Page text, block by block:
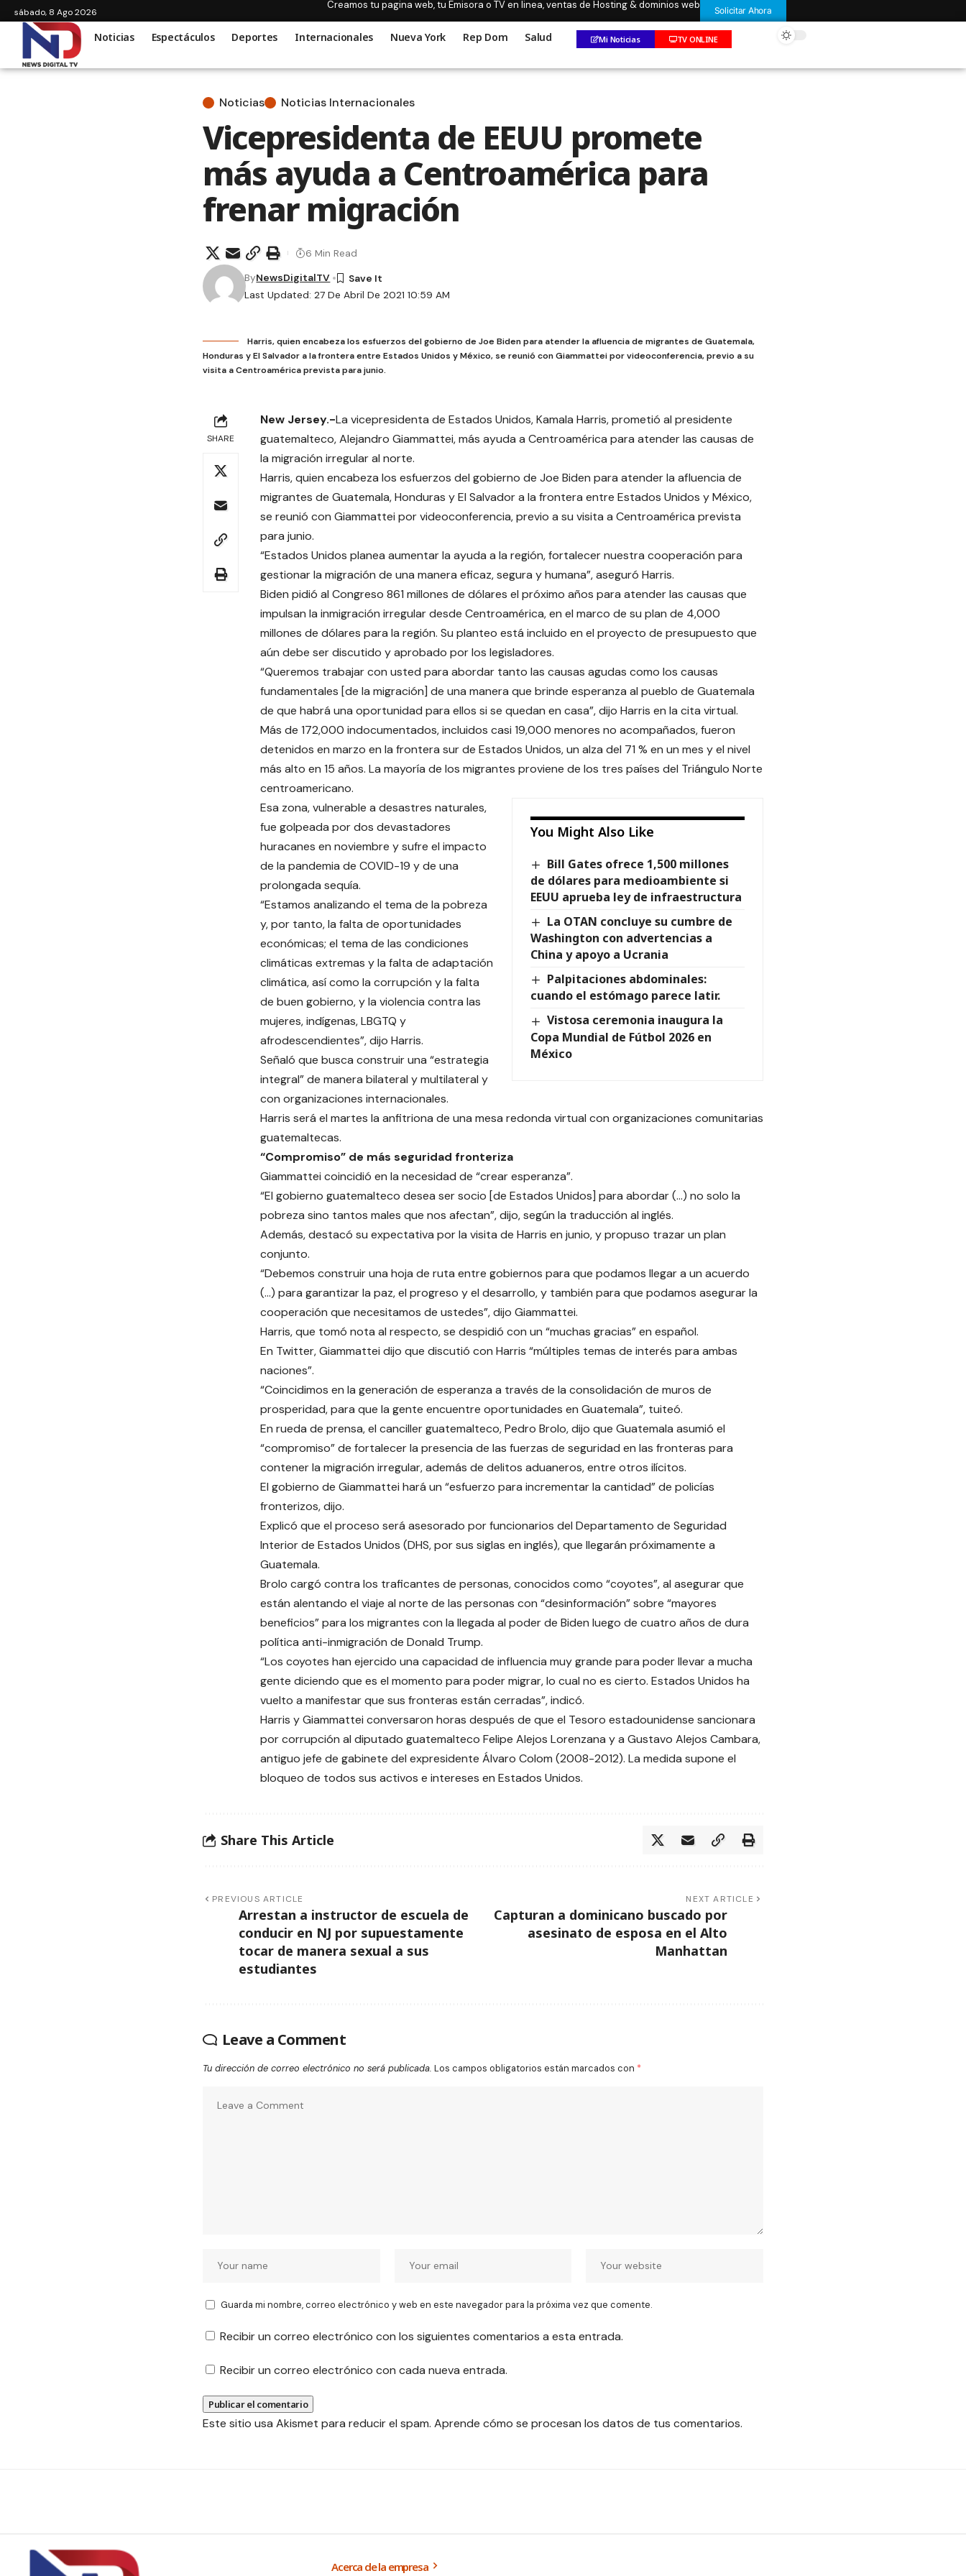
sábado, 8 Ago 2026
Creamos tu pagina web, tu Emisora o TV en linea, ventas de Hosting & dominios web Solicitar Ahora
Noticias Espectáculos Deportes Internacionales Nueva York Rep Dom Salud Mi Noticias TV ONLINE
Noticias Noticias Internacionales
Vicepresidenta de EEUU promete
más ayuda a Centroamérica para
frenar migración
Last Updated: 27 De Abril De 2021 10:59 AM
ByNewsDigitalTV
6 Min Read
Harris, quien encabeza los esfuerzos del gobierno de Joe Biden para atender la afluencia de migrantes de Guatemala,
Honduras y El Salvador a la frontera entre Estados Unidos y México, se reunió con Giammattei por videoconferencia, previo a su
visita a Centroamérica prevista para junio.
SHARE
New Jersey.-La vicepresidenta de Estados Unidos, Kamala Harris, prometió al presidente
guatemalteco, Alejandro Giammattei, más ayuda a Centroamérica para atender las causas de
la migración irregular al norte.
Harris, quien encabeza los esfuerzos del gobierno de Joe Biden para atender la afluencia de
migrantes de Guatemala, Honduras y El Salvador a la frontera entre Estados Unidos y México,
se reunió con Giammattei por videoconferencia, previo a su visita a Centroamérica prevista
para junio.
“Estados Unidos planea aumentar la ayuda a la región, fortalecer nuestra cooperación para
gestionar la migración de una manera eficaz, segura y humana”, aseguró Harris.
Biden pidió al Congreso 861 millones de dólares el próximo años para atender las causas que
impulsan la inmigración irregular desde Centroamérica, en el marco de su plan de 4,000
millones de dólares para la región. Su planteo está incluido en el proyecto de presupuesto que
aún debe ser discutido y aprobado por los legisladores.
“Queremos trabajar con usted para abordar tanto las causas agudas como los causas
fundamentales [de la migración] de una manera que brinde esperanza al pueblo de Guatemala
de que habrá una oportunidad para ellos si se quedan en casa”, dijo Harris en la cita virtual.
Más de 172,000 indocumentados, incluidos casi 19,000 menores no acompañados, fueron
detenidos en marzo en la frontera sur de Estados Unidos, un alza del 71 % en un mes y el nivel
más alto en 15 años. La mayoría de los migrantes proviene de los tres países del Triángulo Norte
centroamericano.
You Might Also Like
Bill Gates ofrece 1,500 millones
de dólares para medioambiente si
EEUU aprueba ley de infraestructura
La OTAN concluye su cumbre de
Washington con advertencias a
China y apoyo a Ucrania
Palpitaciones abdominales:
cuando el estómago parece latir.
Vistosa ceremonia inaugura la
Copa Mundial de Fútbol 2026 en
México
Esa zona, vulnerable a desastres naturales,
fue golpeada por dos devastadores
huracanes en noviembre y sufre el impacto
de la pandemia de COVID-19 y de una
prolongada sequía.
“Estamos analizando el tema de la pobreza
y, por tanto, la falta de oportunidades
económicas; el tema de las condiciones
climáticas extremas y la falta de adaptación
climática, así como la corrupción y la falta
de buen gobierno, y la violencia contra las
mujeres, indígenas, LBGTQ y
afrodescendientes”, dijo Harris.
Señaló que busca construir una “estrategia
integral” de manera bilateral y multilateral y
con organizaciones internacionales.
Harris será el martes la anfitriona de una mesa redonda virtual con organizaciones comunitarias
guatemaltecas.
“Compromiso” de más seguridad fronteriza
Giammattei coincidió en la necesidad de “crear esperanza”.
“El gobierno guatemalteco desea ser socio [de Estados Unidos] para abordar (…) no solo la
pobreza sino tantos males que nos afectan”, dijo, según la traducción al inglés.
Además, destacó su expectativa por la visita de Harris en junio, y propuso trazar un plan
conjunto.
“Debemos construir una hoja de ruta entre gobiernos para que podamos llegar a un acuerdo
(…) para garantizar la paz, el progreso y el desarrollo, y también para que podamos asegurar la
cooperación que necesitamos de ustedes”, dijo Giammattei.
Harris, que tomó nota al respecto, se despidió con un “muchas gracias” en español.
En Twitter, Giammattei dijo que discutió con Harris “múltiples temas de interés para ambas
naciones”.
“Coincidimos en la generación de esperanza a través de la consolidación de muros de
prosperidad, para que la gente encuentre oportunidades en Guatemala”, tuiteó.
En rueda de prensa, el canciller guatemalteco, Pedro Brolo, dijo que Guatemala asumió el
“compromiso” de fortalecer la presencia de las fuerzas de seguridad en las fronteras para
contener la migración irregular, además de delitos aduaneros, entre otros ilícitos.
El gobierno de Giammattei hará un “esfuerzo para incrementar la cantidad” de policías
fronterizos, dijo.
Explicó que el proceso será asesorado por funcionarios del Departamento de Seguridad
Interior de Estados Unidos (DHS, por sus siglas en inglés), que llegarán próximamente a
Guatemala.
Brolo cargó contra los traficantes de personas, conocidos como “coyotes”, al asegurar que
están alentando el viaje al norte de las personas con “desinformación” sobre “mayores
beneficios” para los migrantes con la llegada al poder de Biden luego de cuatro años de dura
política anti-inmigración de Donald Trump.
“Los coyotes han ejercido una capacidad de influencia muy grande para poder llevar a mucha
gente diciendo que es el momento para poder migrar, lo cual no es cierto. Estados Unidos ha
vuelto a manifestar que sus fronteras están cerradas”, indicó.
Harris y Giammattei conversaron horas después de que el Tesoro estadounidense sancionara
por corrupción al diputado guatemalteco Felipe Alejos Lorenzana y a Gustavo Alejos Cambara,
antiguo jefe de gabinete del expresidente Álvaro Colom (2008-2012). La medida supone el
bloqueo de todos sus activos e intereses en Estados Unidos.
Share This Article
PREVIOUS ARTICLE
Arrestan a instructor de escuela de
conducir en NJ por supuestamente
tocar de manera sexual a sus
estudiantes
NEXT ARTICLE
Capturan a dominicano buscado por
asesinato de esposa en el Alto
Manhattan
Leave a Comment
Tu dirección de correo electrónico no será publicada. Los campos obligatorios están marcados con *
Guarda mi nombre, correo electrónico y web en este navegador para la próxima vez que comente.
Recibir un correo electrónico con los siguientes comentarios a esta entrada.
Recibir un correo electrónico con cada nueva entrada.
Este sitio usa Akismet para reducir el spam. Aprende cómo se procesan los datos de tus comentarios.
Acerca de la empresa